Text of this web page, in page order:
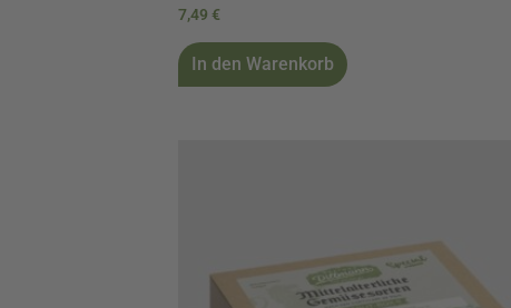
7,49 €
In den Warenkorb